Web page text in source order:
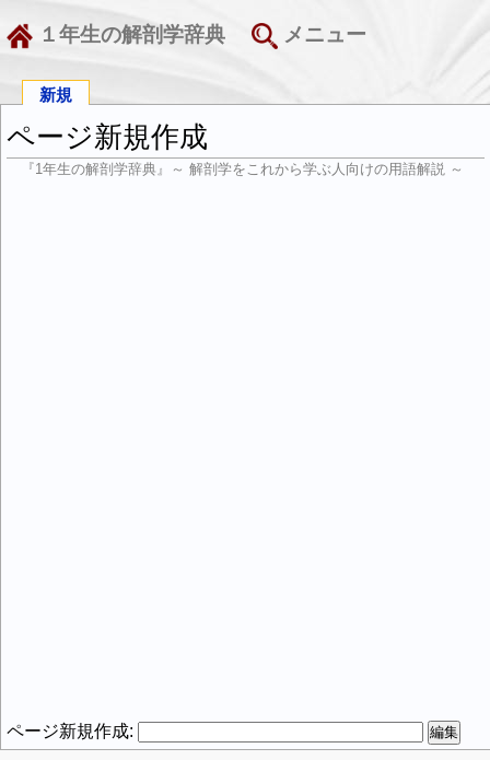
１年生の解剖学辞典 メニュー
新規
ページ新規作成
『1年生の解剖学辞典』～ 解剖学をこれから学ぶ人向けの用語解説 ～
ページ新規作成: